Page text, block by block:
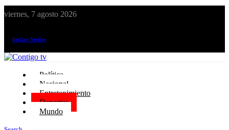
viernes, 7 agosto 2026
Iniciar Sesión
Política
Nacional
Entretenimiento
Deportes
Mundo